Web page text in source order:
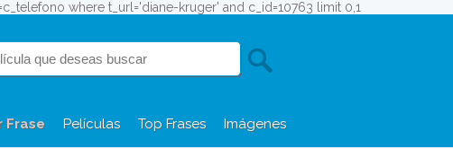
where t_url='diane-kruger' and c_id=10763 limit 0,1
Frase Películas Top Frases Imágenes